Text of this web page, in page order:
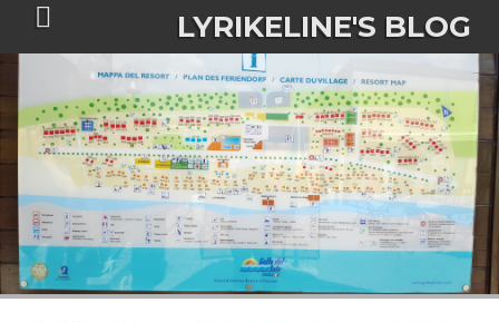
LYRIKELINE'S BLOG
Tania Morgan's Blog über alles, was
sie im Leben bewegt.
ÜBER DIE AUTORIN
IGASHO UND CHIMALIS KAYA